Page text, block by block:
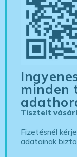
minden
Tisztelt
Fizetésnél
adatainak